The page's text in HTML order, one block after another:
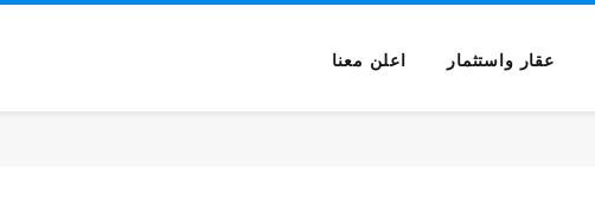
عقار واستثمار اعلن معنا